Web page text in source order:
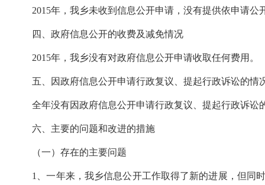
2015年，我乡未收到信息公开申请，没有提供依申请公
四、政府信息公开的收费及减免情况
2015年，我乡没有对政府信息公开申请收取任何费用。
五、因政府信息公开申请行政复议、提起行政诉讼的情
全年没有因政府信息公开申请行政复议、提起行政诉讼
六、主要的问题和改进的措施
（一）存在的主要问题
1、一年来，我乡信息公开工作取得了新的进展，但同